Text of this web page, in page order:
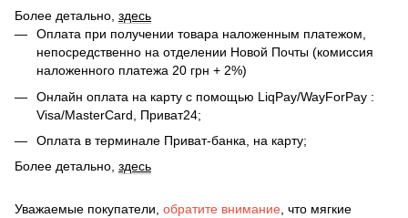
Более детально, здесь
Оплата при получении товара наложенным платежом,
непосредственно на отделении Новой Почты (комиссия
наложенного платежа 20 грн + 2%)
Онлайн оплата на карту с помощью LiqPay/WayForPay :
Visa/MasterCard, Приват24;
Оплата в терминале Приват-банка, на карту;
Более детально, здесь
Уважаемые покупатели, обратите внимание, что мягкие